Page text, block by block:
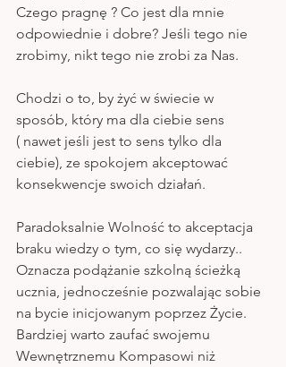
Czego pragnę ? Co jest dla mnie
odpowiednie i dobre? Jeśli tego nie
zrobimy, nikt tego nie zrobi za Nas.
Chodzi o to, by żyć w świecie w
sposób, który ma dla ciebie sens
( nawet jeśli jest to sens tylko dla
ciebie), ze spokojem akceptować
konsekwencje swoich działań.
Paradoksalnie Wolność to akceptacja
braku wiedzy o tym, co się wydarzy..
Oznacza podążanie szkolną ścieżką
ucznia, jednocześnie pozwalając sobie
na bycie inicjowanym poprzez Życie.
Bardziej warto zaufać swojemu
Wewnętrznemu Kompasowi niż